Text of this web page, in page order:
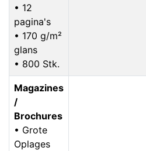
• 12
pagina's
• 170 g/m²
glans
• 800 Stk.
Magazines
/
Brochures
• Grote
Oplages